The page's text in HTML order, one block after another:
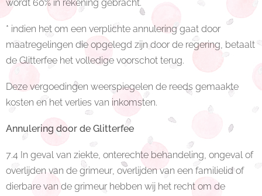
wordt 60% in rekening gebracht.
* indien het om een verplichte annulering gaat door
maatregelingen die opgelegd zijn door de regering, betaalt
de Glitterfee het volledige voorschot terug.
Deze vergoedingen weerspiegelen de reeds gemaakte
kosten en het verlies van inkomsten.
Annulering door de Glitterfee
7.4 In geval van ziekte, onterechte behandeling, ongeval of
overlijden van de grimeur, overlijden van een familielid of
dierbare van de grimeur hebben wij het recht om de